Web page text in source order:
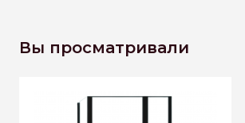
Вы просматривали